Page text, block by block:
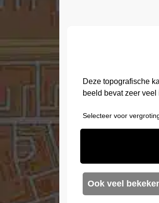
Deze topografische
beeld bevat zeer
Selecteer voor
Ook veel